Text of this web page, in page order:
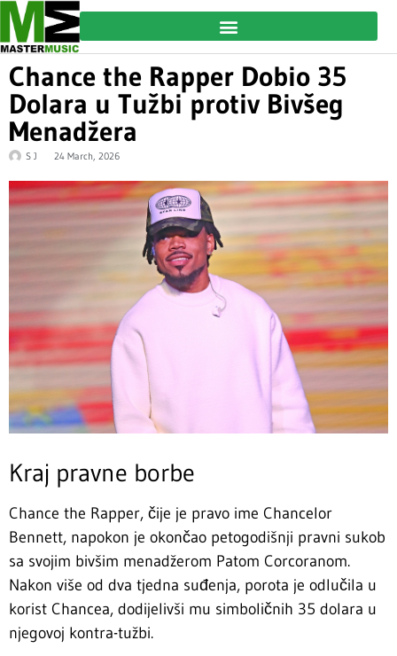
Chance the Rapper Dobio 35
Dolara u Tužbi protiv Bivšeg
Menadžera
S J 24 March, 2026
Kraj pravne borbe
Chance the Rapper, čije je pravo ime Chancelor
Bennett, napokon je okončao petogodišnji pravni sukob
sa svojim bivšim menadžerom Patom Corcoranom.
Nakon više od dva tjedna suđenja, porota je odlučila u
korist Chancea, dodijelivši mu simboličnih 35 dolara u
njegovoj kontra-tužbi.